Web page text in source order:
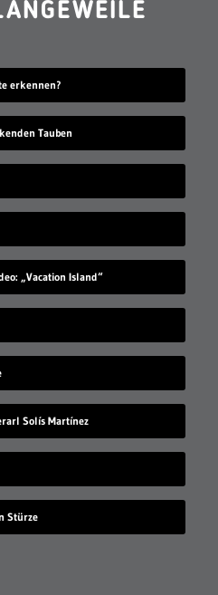
erkennen?
Tauben
„Vacation Island“
Solís Martínez
Stürze